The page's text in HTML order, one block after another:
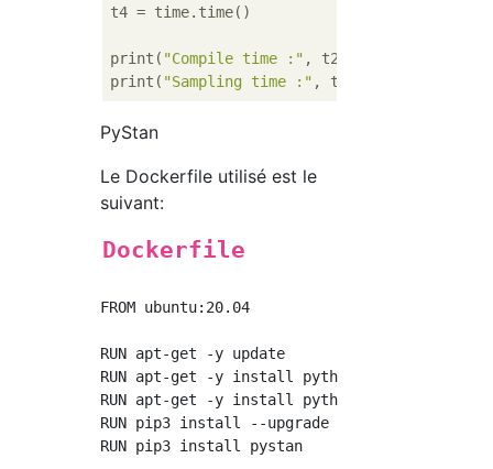
t4 = time.time()
print( "Compile time :" , t2 - t1,
print( "Sampling time :" , t4 - t3,
PyStan
Le Dockerfile utilisé est le
suivant:
Dockerfile
FROM ubuntu:20.04
RUN apt-get -y update
RUN apt-get -y install python3
RUN apt-get -y install python3-pip
RUN pip3 install --upgrade pip
RUN pip3 install pystan